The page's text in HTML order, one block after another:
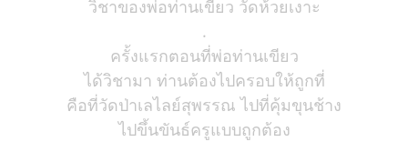
วิชาของพ่อท่านเขียว วัดห้วยเงาะ
.
ครั้งแรกตอนที่พ่อท่านเขียว
ได้วิชามา ท่านต้องไปครอบให้ถูกที่
คือที่วัดป่าเลไลย์สุพรรณ ไปที่คุ้มขุนช้าง
ไปขึ้นขันธ์ครูแบบถูกต้อง